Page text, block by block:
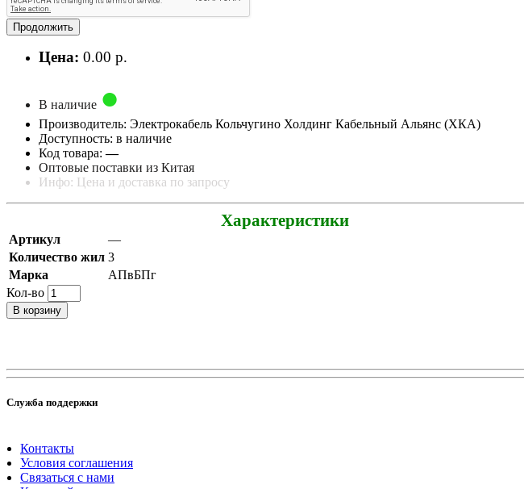
Продолжить
Цена: 0.00 р.
В наличие
Производитель: Электрокабель Кольчугино Холдинг Кабельный Альянс (ХКА)
Доступность: в наличие
Код товара:—
Оптовые поставки из Китая
Инфо: Цена и доставка по запросу
Характеристики
Артикул
—
Количество жил 3
Марка
АПвБПг
Кол-во
В корзину
Служба поддержки
Контакты
Условия соглашения
Связаться с нами